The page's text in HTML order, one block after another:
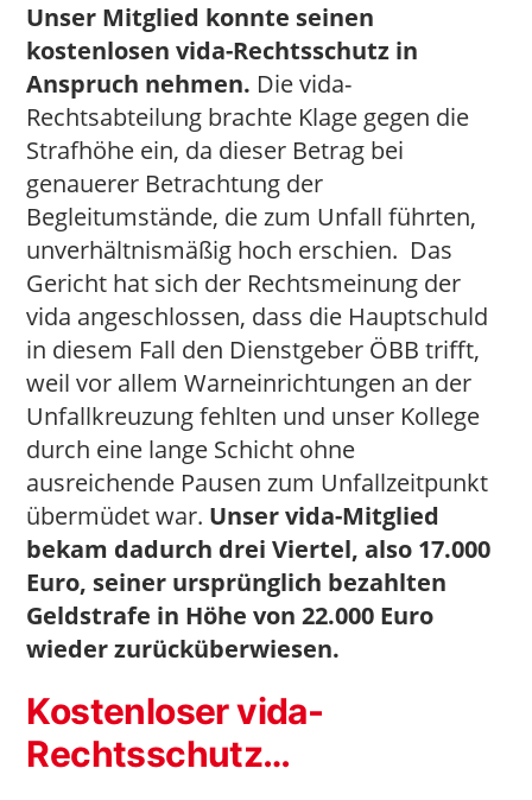
Unser Mitglied konnte seinen
kostenlosen vida-Rechtsschutz in
Anspruch nehmen. Die vida-
Rechtsabteilung brachte Klage gegen die
Strafhöhe ein, da dieser Betrag bei
genauerer Betrachtung der
Begleitumstände, die zum Unfall führten,
unverhältnismäßig hoch erschien. Das
Gericht hat sich der Rechtsmeinung der
vida angeschlossen, dass die Hauptschuld
in diesem Fall den Dienstgeber ÖBB trifft,
weil vor allem Warneinrichtungen an der
Unfallkreuzung fehlten und unser Kollege
durch eine lange Schicht ohne
ausreichende Pausen zum Unfallzeitpunkt
übermüdet war. Unser vida-Mitglied
bekam dadurch drei Viertel, also 17.000
Euro, seiner ursprünglich bezahlten
Geldstrafe in Höhe von 22.000 Euro
wieder zurücküberwiesen.
Kostenloser vida-
Rechtsschutz…